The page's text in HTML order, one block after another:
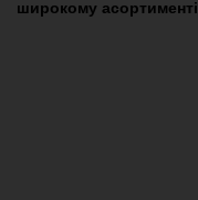
широкому асортименті